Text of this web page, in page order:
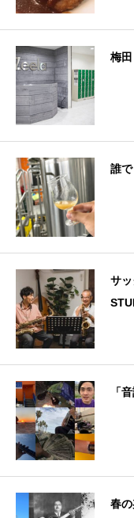
梅
誰
サ
「
春